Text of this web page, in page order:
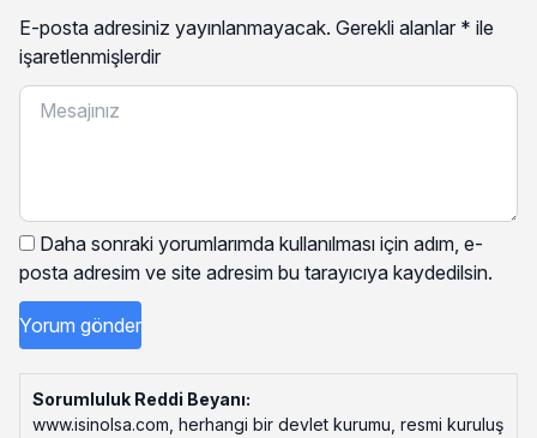
E-posta adresiniz yayınlanmayacak. Gerekli alanlar * ile
işaretlenmişlerdir
Daha sonraki yorumlarımda kullanılması için adım, e-
posta adresim ve site adresim bu tarayıcıya kaydedilsin.
Sorumluluk Reddi Beyanı:
www.isinolsa.com, herhangi bir devlet kurumu, resmi kuruluş